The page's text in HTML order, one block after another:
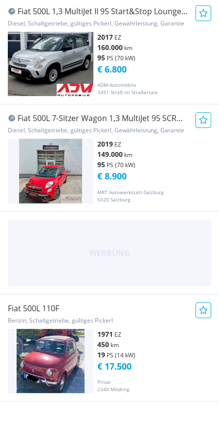
Fiat 500L 1,3 MultiJet II 95 Start&Stop Lounge
***Ne...
Diesel, Schaltgetriebe, gültiges Pickerl, Gewährleistung, Garantie
2017 EZ
160.000 km
95 PS (70 kW)
ADM-Automobile
3491 Straß im Straßertale
€ 6.800
Fiat 500L 7-Sitzer Wagon 1,3 MultiJet 95 SCR
Lounge ...
Diesel, Schaltgetriebe, gültiges Pickerl, Gewährleistung, Garantie
2019 EZ
149.000 km
95 PS (70 kW)
MRT Autowerkstatt-Salzburg
5020 Salzburg
€ 8.900
Fiat 500L 110F
Benzin, Schaltgetriebe, gültiges Pickerl
1971 EZ
450 km
19 PS (14 kW)
Privat
2340 Mödling
€ 17.500